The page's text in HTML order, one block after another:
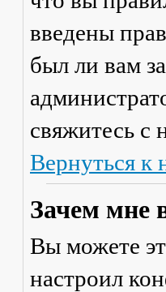
введены
был ли вам
свяжитесь с
Вернуться к
Зачем мне
Вы можете
настроил